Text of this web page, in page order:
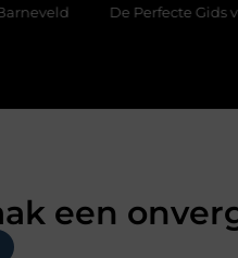
De Perfecte Gids voor
een